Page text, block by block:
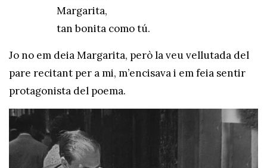
Margarita,
tan bonita como tú.
Jo no em deia Margarita, però la veu vellutada del
pare recitant per a mi, m’encisava i em feia sentir
protagonista del poema.